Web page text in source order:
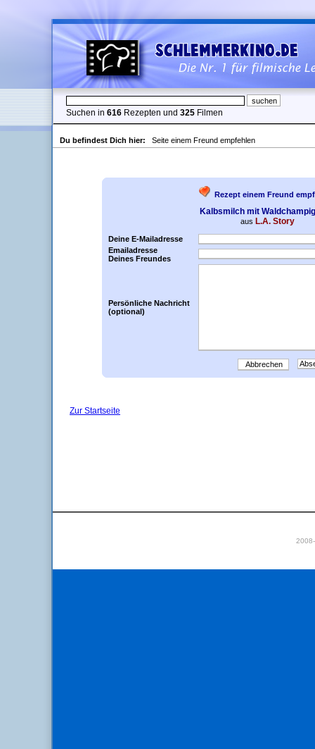
Suchen in 616 Rezepten und 325 Filmen
Du befindest Dich hier: Seite einem Freund empfehlen
Rezept einem Freund
Kalbsmilch mit
aus L.A. Story
Deine E-Mailadresse
Emailadresse
Deines Freundes
Persönliche Nachricht
(optional)
Abbrechen
Zur Startseite